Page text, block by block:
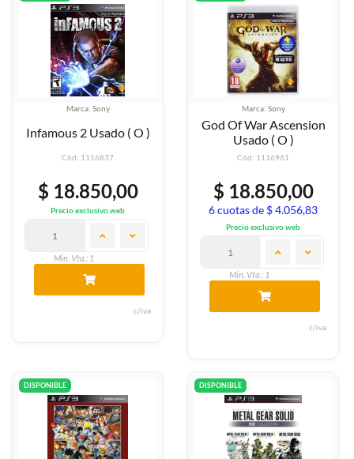
Marca: Sony
Infamous 2 Usado ( O )
Cód: 1116837
$ 18.850,00
Precio exclusivo web
Min. Vta.: 1
c/iva
Marca: Sony
God Of War Ascension
Usado ( O )
Cód: 1116961
$ 18.850,00
6 cuotas de $ 4.056,83
Precio exclusivo web
Min. Vta.: 1
c/iva
DISPONIBLE DISPONIBLE